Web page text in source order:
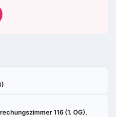
116 (1. OG),